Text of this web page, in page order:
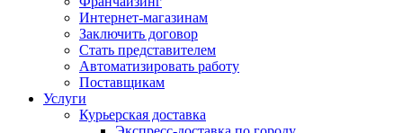
Интернет-магазинам
Заключить договор
Стать представителем
Автоматизировать работу
Поставщикам
Услуги
Курьерская доставка